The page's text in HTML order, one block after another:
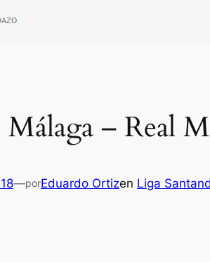
– Real
—porEduardo Ortizen Liga